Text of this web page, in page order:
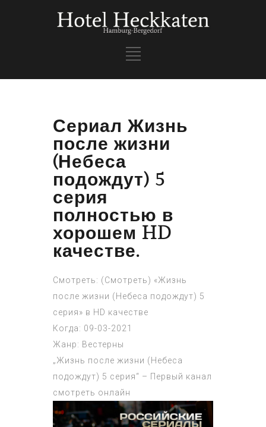
Сериал Жизнь
после жизни
(Небеса
подождут) 5
серия
полностью в
хорошем HD
качестве.
Смотреть: (Смотреть) «Жизнь
после жизни (Небеса подождут) 5
серия» в HD качестве
Когда: 09-03-2021
Жанр: Вестерны
„Жизнь после жизни (Небеса
подождут) 5 серия“ – Первый канал
смотреть онлайн